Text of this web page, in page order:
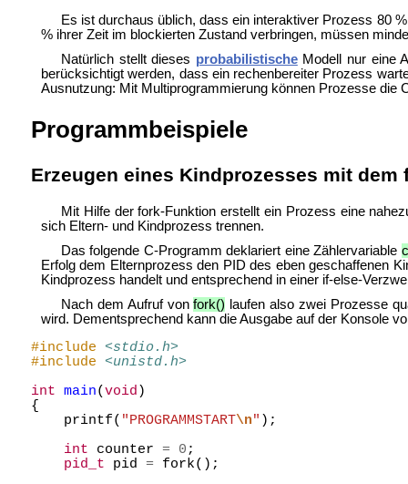
Es ist durchaus üblich, dass ein interaktiver Prozess 80
% ihrer Zeit im blockierten Zustand verbringen, müssen
Natürlich stellt dieses probabilistischeModell nur eine
berücksichtigt werden, dass ein rechenbereiter Prozess
Ausnutzung: Mit Multiprogrammierung können Prozesse die
Programmbeispiele
Erzeugen eines Kindprozesses mit dem
Mit Hilfe derfork-Funktion erstellt ein Prozess eine
sich Eltern- und Kindprozess trennen.
Das folgende C-Programm deklariert eine Zählervariable
Erfolg dem Elternprozess den PID des eben geschaffenen
Kindprozess handelt und entsprechend in einer if-else-
Nach dem Aufruf vonfork() laufen also zwei Prozesse
wird. Dementsprechend kann die Ausgabe auf der Konsole
#include
<stdio.h>
#include
<unistd.h>
int
main(void )
{
printf( "PROGRAMMSTART\n" );
int
counter = 0 ;
pid_t
pid = fork();